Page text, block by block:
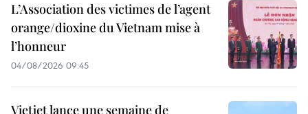
L’Association des victimes de l’agent
orange/dioxine du Vietnam mise à
l’honneur
04/08/2026 09:45
Vietjet lance une semaine de